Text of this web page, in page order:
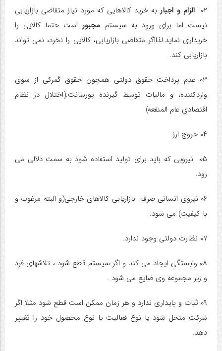
۰۲ الزام و اجبار به خرید کالاهایی که مورد نیاز متقاضی بازاریابی
نیست اما برای ورود به سیستم مجبوراست حتما کالایی را
خریداری نماید.لذااگر متقاضی بازاریابی، کالایی را نخرد، نمی تواند
بازاریابی کند.
۰۳ عدم پرداخت حقوق دولتی همچون حقوق گمرکی از سوی
واردکننده، و مالیات توسط گیرنده پورسانت.(اختلال در نظام
اقتصادی عام المنفعه)
۰۴ خروج ارز.
۰۵ نیرویی که باید برای تولید استفاده شود به سمت دلالی می
رود.
۰۶ نیروی انسانی صرف بازاریابی کالاهای خارجی(و البته مرغوب و
با کیفیت) می شود.
۰۷ نظارت دولتی وجود ندارد.
۰۸ وابستگی ایجاد می کند و اگر سیستم قطع شود ، تلاشهای فرد
و زیر مجموعه وی ضایع می شود .
۰۹ ثبات و پایداری ندارد و هر زمان ممکن است قطع شود مثلا اگر
شرکت منحل شود یا نوع فعالیت یا نوع محصول خود را تغییر
دهد.